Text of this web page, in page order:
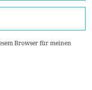
Browser für meinen